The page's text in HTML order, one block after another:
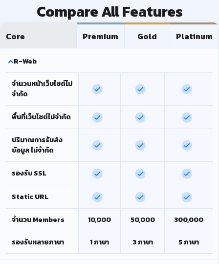
Compare All Features
Core Premium Gold Platinum
R-Web
จำนวนหน้าเว็บไซต์ไม่
จำกัด
พื้นที่เว็บไซต์ไม่จำกัด
ปริมาณการรับส่ง
ข้อมูล ไม่จำกัด
รองรับ SSL
Static URL
จำนวน Members 10,000 50,000 300,000
รองรับหลายภาษา 1 ภาษา 3 ภาษา 5 ภาษา